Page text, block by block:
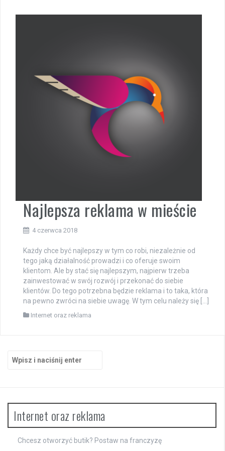
Najlepsza reklama w mieście
4 czerwca 2018
Każdy chce być najlepszy w tym co robi, niezależnie od
tego jaką działalność prowadzi i co oferuje swoim
klientom. Ale by stać się najlepszym, najpierw trzeba
zainwestować w swój rozwój i przekonać do siebie
klientów. Do tego potrzebna będzie reklama i to taka, która
na pewno zwróci na siebie uwagę. W tym celu należy się […]
Internet oraz reklama
Internet oraz reklama
Chcesz otworzyć butik? Postaw na franczyzę